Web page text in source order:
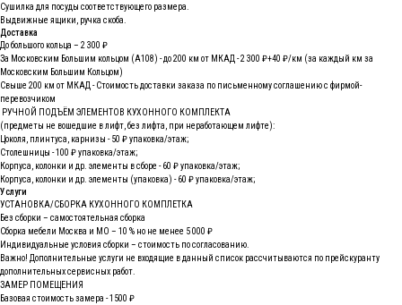
Сушилка для посуды соответствующего размера.
Выдвижные ящики, ручка скоба.
Доставка
До большого кольца – 2 300 ₽
За Московским Большим кольцом (А108) - до 200 км от МКАД - 2 300 ₽+40 ₽/км (за каждый км за
Московским Большим Кольцом)
Свыше 200 км от МКАД - Стоимость доставки заказа по письменному соглашению с фирмой-
перевозчиком
РУЧНОЙ ПОДЪЁМ ЭЛЕМЕНТОВ КУХОННОГО КОМПЛЕКТА
(предметы не вошедшие в лифт, без лифта, при неработающем лифте):
Цоколя, плинтуса, карнизы - 50 ₽ упаковка/этаж;
Столешницы - 100 ₽ упаковка/этаж;
Корпуса, колонки и др. элементы в сборе - 60 ₽ упаковка/этаж;
Корпуса, колонки и др. элементы (упаковка) - 60 ₽ упаковка/этаж;
Услуги
УСТАНОВКА/СБОРКА КУХОННОГО КОМПЛЕТКА
Без сборки – самостоятельная сборка
Сборка мебели Москва и МО – 10 % но не менее 5 000 ₽
Индивидуальные условия сборки – стоимость по согласованию.
Важно! Дополнительные услуги не входящие в данный список рассчитываются по прейскуранту
дополнительных сервисных работ.
ЗАМЕР ПОМЕЩЕНИЯ
Базовая стоимость замера - 1500 ₽